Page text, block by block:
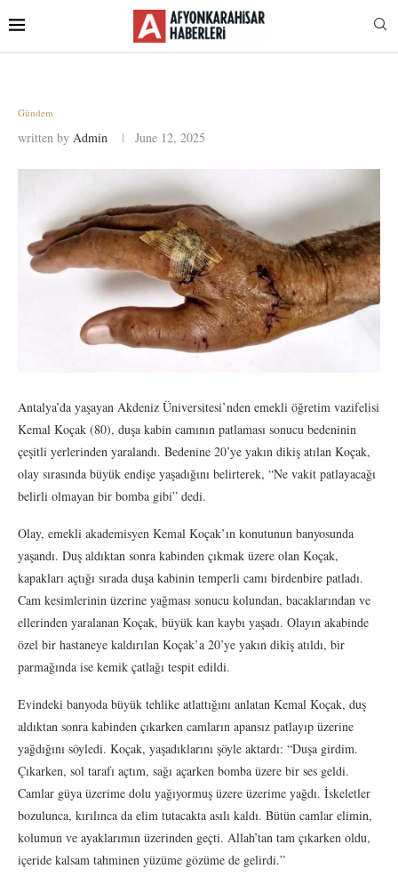
Gündem
written by Admin June 12, 2025
Antalya’da yaşayan Akdeniz Üniversitesi’nden emekli öğretim vazifelisi
Kemal Koçak (80), duşa kabin camının patlaması sonucu bedeninin
çeşitli yerlerinden yaralandı. Bedenine 20’ye yakın dikiş atılan Koçak,
olay sırasında büyük endişe yaşadığını belirterek, “Ne vakit patlayacağı
belirli olmayan bir bomba gibi” dedi.
Olay, emekli akademisyen Kemal Koçak’ın konutunun banyosunda
yaşandı. Duş aldıktan sonra kabinden çıkmak üzere olan Koçak,
kapakları açtığı sırada duşa kabinin temperli camı birdenbire patladı.
Cam kesimlerinin üzerine yağması sonucu kolundan, bacaklarından ve
ellerinden yaralanan Koçak, büyük kan kaybı yaşadı. Olayın akabinde
özel bir hastaneye kaldırılan Koçak’a 20’ye yakın dikiş atıldı, bir
parmağında ise kemik çatlağı tespit edildi.
Evindeki banyoda büyük tehlike atlattığını anlatan Kemal Koçak, duş
aldıktan sonra kabinden çıkarken camların apansız patlayıp üzerine
yağdığını söyledi. Koçak, yaşadıklarını şöyle aktardı: “Duşa girdim.
Çıkarken, sol tarafı açtım, sağı açarken bomba üzere bir ses geldi.
Camlar güya üzerime dolu yağıyormuş üzere üzerime yağdı. İskeletler
bozulunca, kırılınca da elim tutacakta asılı kaldı. Bütün camlar elimin,
kolumun ve ayaklarımın üzerinden geçti. Allah’tan tam çıkarken oldu,
içeride kalsam tahminen yüzüme gözüme de gelirdi.”